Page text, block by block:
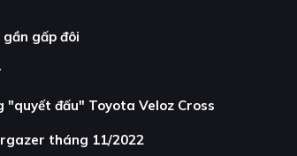
gấp đôi
"quyết đấu" Toyota Veloz Cross
tháng 11/2022